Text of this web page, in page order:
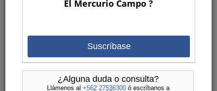
El Mercurio Campo ?
Suscríbase
¿Alguna duda o consulta?
Llámenos al +562 27536300ó escríbanos a